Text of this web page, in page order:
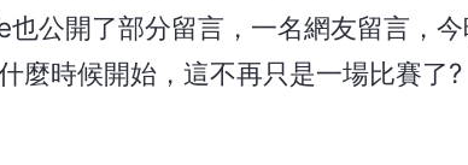
公開了部分留言，一名網友留言，
麼時候開始，這不再只是一場比賽了?